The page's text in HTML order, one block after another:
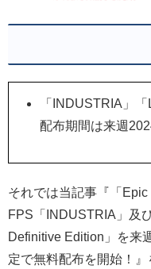
「INDUSTRIA」
配布期間は来週
それでは当記事『「
FPS「INDUSTRIA」及
Definitive Edition」を来
定で無料配布を開始！』